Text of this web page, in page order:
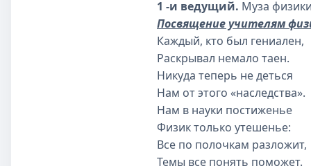
1 -и ведущий. Муза
Посвящение учителям
Каждый, кто был гениален,
Раскрывал немало таен.
Никуда теперь не деться
Нам от этого «наследства».
Нам в науки постиженье
Физик только утешенье:
Все по полочкам разложит,
Темы все понять поможет.